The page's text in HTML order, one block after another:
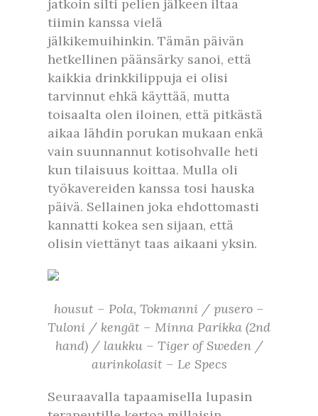
jatkoin silti pelien jälkeen iltaa
tiimin kanssa vielä
jälkikemuihinkin. Tämän päivän
hetkellinen päänsärky sanoi, että
kaikkia drinkkilippuja ei olisi
tarvinnut ehkä käyttää, mutta
toisaalta olen iloinen, että pitkästä
aikaa lähdin porukan mukaan enkä
vain suunnannut kotisohvalle heti
kun tilaisuus koittaa. Mulla oli
työkavereiden kanssa tosi hauska
päivä. Sellainen joka ehdottomasti
kannatti kokea sen sijaan, että
olisin viettänyt taas aikaani yksin.
housut – Pola, Tokmanni / pusero –
Tuloni / kengät – Minna Parikka (2nd
hand) / laukku – Tiger of Sweden /
aurinkolasit – Le Specs
Seuraavalla tapaamisella lupasin